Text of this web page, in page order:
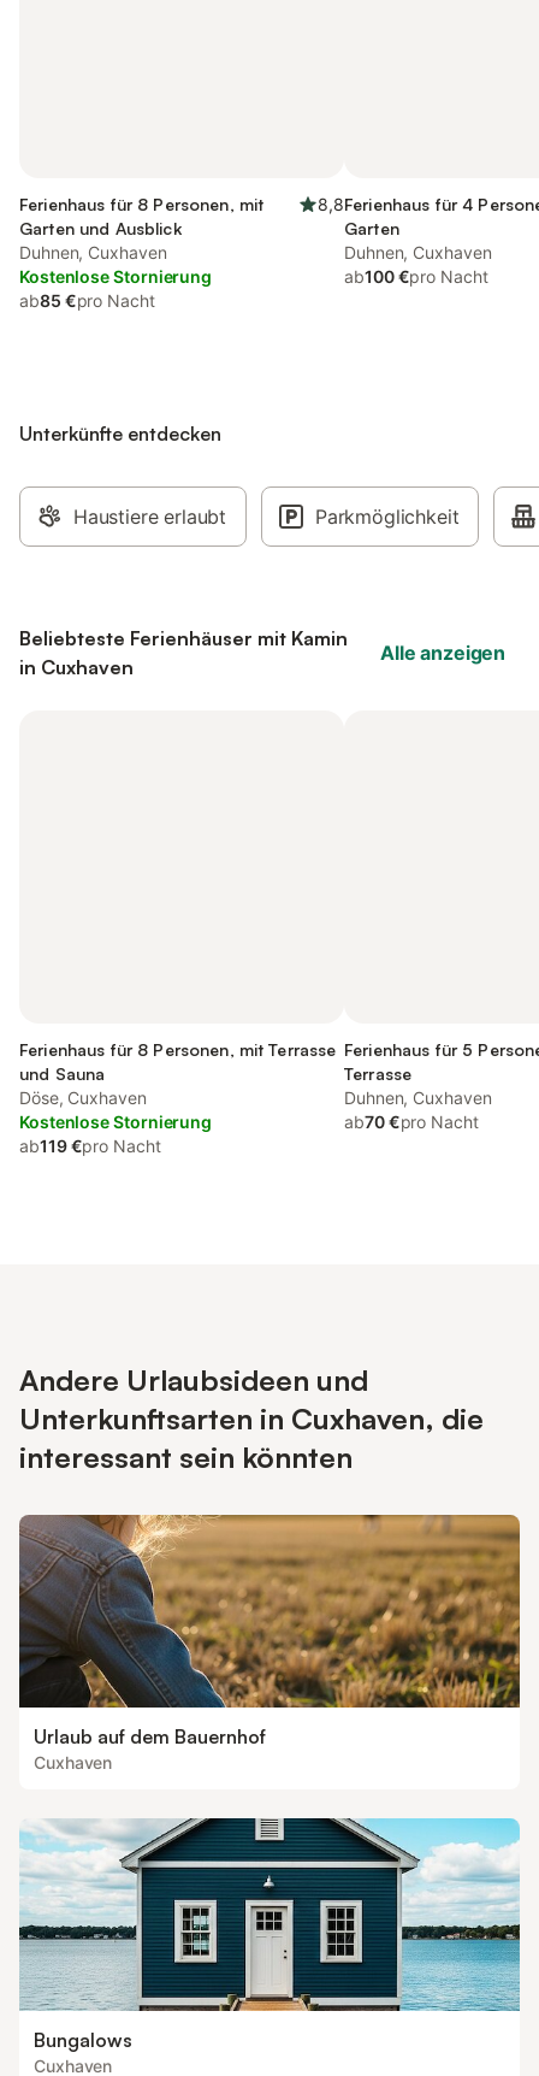
Ferienhaus für 8 Personen, mit
Garten und Ausblick
8,8
Duhnen, Cuxhaven
Kostenlose Stornierung
ab85 €pro Nacht
Ferienhaus für 4
Garten
Duhnen, Cuxhaven
ab100 €pro Nacht
Unterkünfte entdecken
Haustiere erlaubt Parkmöglichkeit
Beliebteste Ferienhäuser mit Kamin
in Cuxhaven
Alle anzeigen
Ferienhaus für 8 Personen, mit Terrasse
und Sauna
Döse, Cuxhaven
Kostenlose Stornierung
ab119 €pro Nacht
Ferienhaus für 5
Terrasse
Duhnen, Cuxhaven
ab70 €pro Nacht
Andere Urlaubsideen und
Unterkunftsarten in Cuxhaven, die
interessant sein könnten
Urlaub auf dem Bauernhof
Cuxhaven
Bungalows
Cuxhaven